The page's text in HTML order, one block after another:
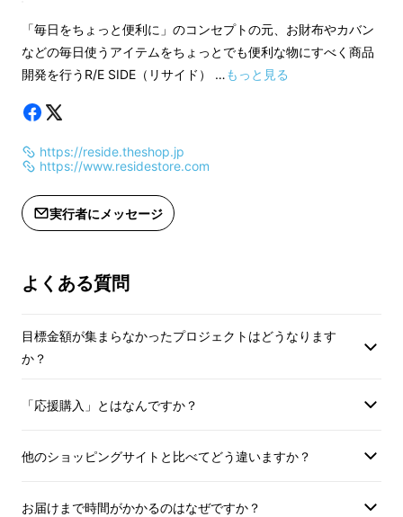
そんなマネークリップのデメリットを解消すべ
く開発したのがこの 【G-Clip】。
カード＝１４枚
小銭ポケット＝大容量
鍵＝１個〜３個程度
「毎日をちょっと便利に」のコンセプトの元、お財布やカバン
などの毎日使うアイテムをちょっとでも便利な物にすべく商品
開発を行うR/E SIDE（リサイド） …もっと見る
https://reside.theshop.jp
https://www.residestore.com
実行者にメッセージ
よくある質問
目標金額が集まらなかったプロジェクトはどうなります
か？
「応援購入」とはなんですか？
他のショッピングサイトと比べてどう違いますか？
お届けまで時間がかかるのはなぜですか？